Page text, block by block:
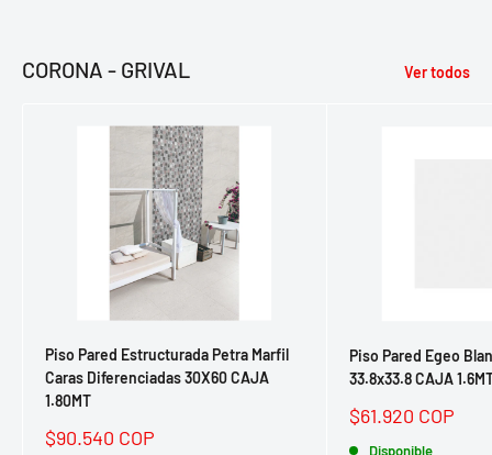
CORONA - GRIVAL Ver todos
Piso Pared Estructurada Petra Marfil
Caras Diferenciadas 30X60 CAJA
1.80MT
Precio
$90.540 COP
Piso Pared Egeo
33.8x33.8 CAJA
Precio
de
$61.920 COP
Disponible